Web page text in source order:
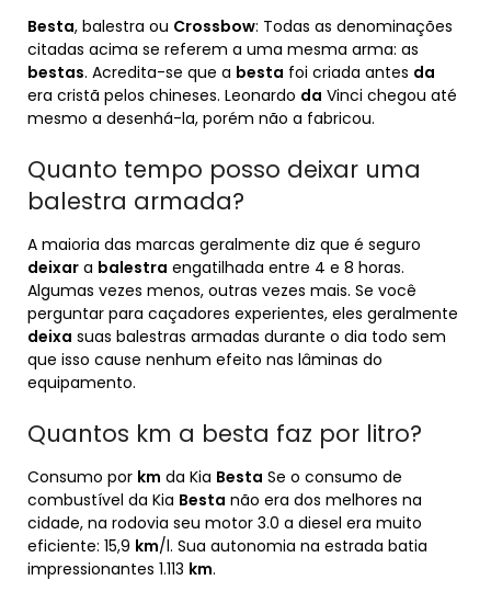
Besta, balestra ou Crossbow: Todas as denominações
citadas acima se referem a uma mesma arma: as
bestas. Acredita-se que a besta foi criada antes da
era cristã pelos chineses. Leonardo da Vinci chegou até
mesmo a desenhá-la, porém não a fabricou.
Quanto tempo posso deixar uma
balestra armada?
A maioria das marcas geralmente diz que é seguro
deixar a balestra engatilhada entre 4 e 8 horas.
Algumas vezes menos, outras vezes mais. Se você
perguntar para caçadores experientes, eles geralmente
deixa suas balestras armadas durante o dia todo sem
que isso cause nenhum efeito nas lâminas do
equipamento.
Quantos km a besta faz por litro?
Consumo por km da Kia Besta Se o consumo de
combustível da Kia Besta não era dos melhores na
cidade, na rodovia seu motor 3.0 a diesel era muito
eficiente: 15,9 km/l. Sua autonomia na estrada batia
impressionantes 1.113 km.